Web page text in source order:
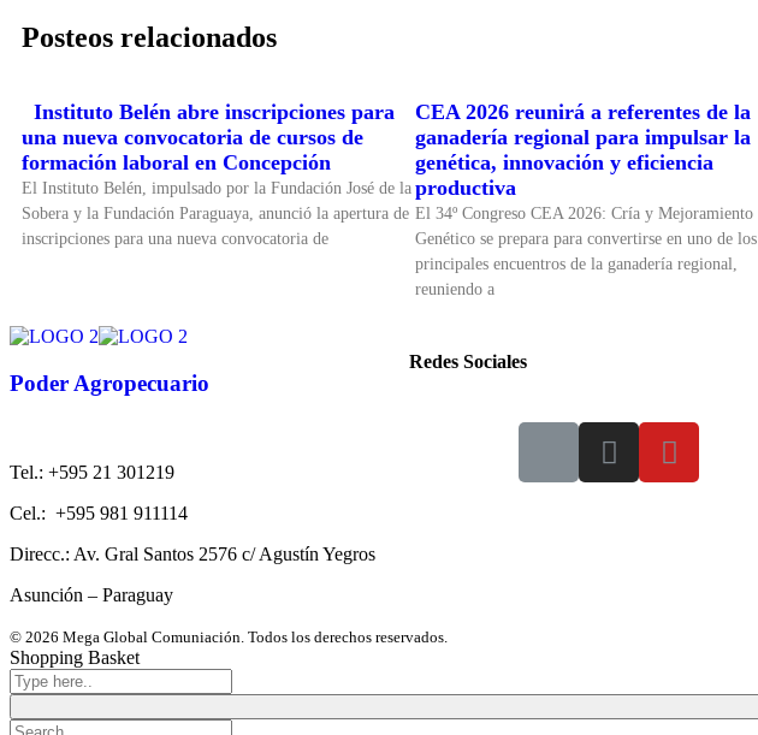
Posteos relacionados
Instituto Belén abre inscripciones para
una nueva convocatoria de cursos de
formación laboral en Concepción
El Instituto Belén, impulsado por la Fundación José de la
Sobera y la Fundación Paraguaya, anunció la apertura de
inscripciones para una nueva convocatoria de
CEA 2026 reunirá a referentes de la
ganadería regional para impulsar la
genética, innovación y eficiencia
productiva
El 34º Congreso CEA 2026: Cría y Mejoramiento
Genético se prepara para convertirse en uno de los
principales encuentros de la ganadería regional,
reuniendo a
Poder Agropecuario
Tel.: +595 21 301219
Cel.: +595 981 911114
Direcc.: Av. Gral Santos 2576 c/ Agustín Yegros
Asunción – Paraguay
Redes Sociales
© 2026 Mega Global Comuniación. Todos los derechos reservados.
Shopping Basket